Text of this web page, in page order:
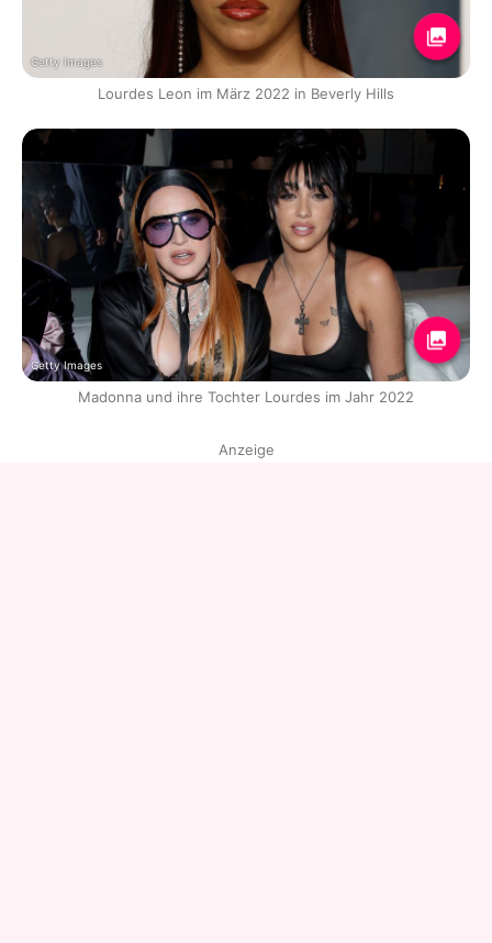
Getty Images
Lourdes Leon im März 2022 in Beverly Hills
Getty Images
Madonna und ihre Tochter Lourdes im Jahr 2022
Anzeige